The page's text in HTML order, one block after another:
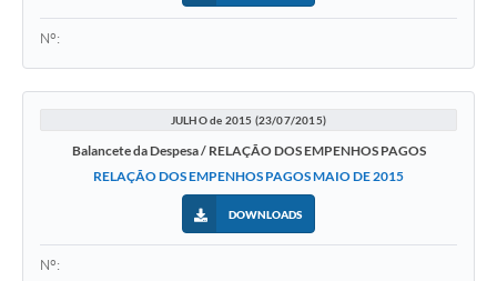
Nº:
JULHO de 2015 (23/07/2015)
Balancete da Despesa / RELAÇÃO DOS EMPENHOS PAGOS
RELAÇÃO DOS EMPENHOS PAGOS MAIO DE 2015
DOWNLOADS
Nº: